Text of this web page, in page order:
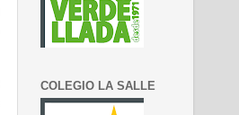
COLEGIO LA SALLE